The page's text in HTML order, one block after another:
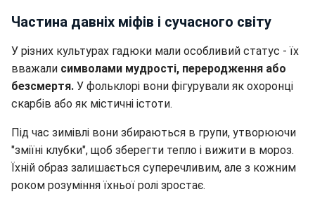
Частина давніх міфів і сучасного світу
У різних культурах гадюки мали особливий статус - їх
вважали символами мудрості, переродження або
безсмертя. У фольклорі вони фігурували як охоронці
скарбів або як містичні істоти.
Під час зимівлі вони збираються в групи, утворюючи
"зміїні клубки", щоб зберегти тепло і вижити в мороз.
Їхній образ залишається суперечливим, але з кожним
роком розуміння їхньої ролі зростає.